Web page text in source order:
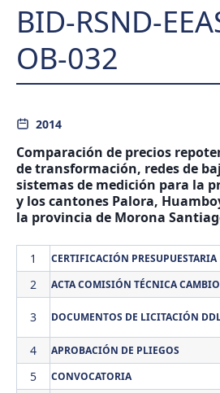
BID-RSND-
OB-032
2014
Comparación de precios
de transformación, redes de
sistemas de medición para la
y los cantones Palora,
la provincia de Morona
1 CERTIFICACIÓN PRESUPUESTARIA
2 ACTA COMISIÓN TÉCNICA
3 DOCUMENTOS DE LICITACIÓN
4 APROBACIÓN DE PLIEGOS
5 CONVOCATORIA